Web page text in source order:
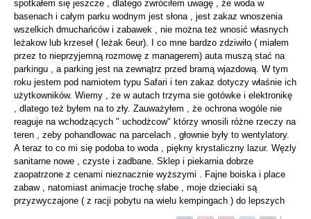
spotkałem się jeszcze , dlatego zwróciłem uwagę , że woda w
basenach i całym parku wodnym jest słona , jest zakaz wnoszenia
wszelkich dmuchańców i zabawek , nie można też wnosić własnych
leżakow lub krzeseł ( leżak 6eur). I co mne bardzo zdziwiło ( miałem
przez to nieprzyjemną rozmowę z managerem) auta muszą stać na
parkingu , a parking jest na zewnątrz przed bramą wjazdową. W tym
roku jestem pod namiotem typu Safari i ten zakaz dotyczy właśnie ich
użytkowników. Wiemy , że w autach trzyma sie gotówke i elektronikę
, dlatego też byłem na to zły. Zauważyłem , że ochrona wogóle nie
reaguje na wchodzących " uchodżcow" którzy wnosili różne rzeczy na
teren , zeby pohandlowac na parcelach , głownie były to wentylatory.
A teraz to co mi się podoba to woda , piękny krystaliczny lazur. Węzly
sanitarne nowe , czyste i zadbane. Sklep i piekarnia dobrze
zaopatrzone z cenami nieznacznie wyższymi . Fajne boiska i place
zabaw , natomiast animacje trochę słabe , moje dzieciaki są
przyzwyczajone ( z racji pobytu na wielu kempingach ) do lepszych